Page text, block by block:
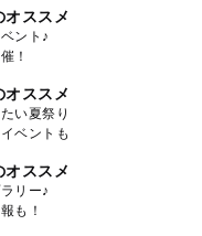
オススメ
ント♪
！
オススメ
い夏祭り
ベントも
オススメ
リー♪
も！